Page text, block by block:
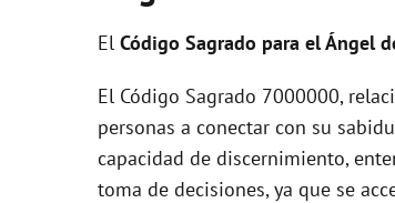
El Código Sagrado para el Ángel
El Código Sagrado 7000000,
personas a conectar con su
capacidad de discernimiento,
toma de decisiones, ya que se